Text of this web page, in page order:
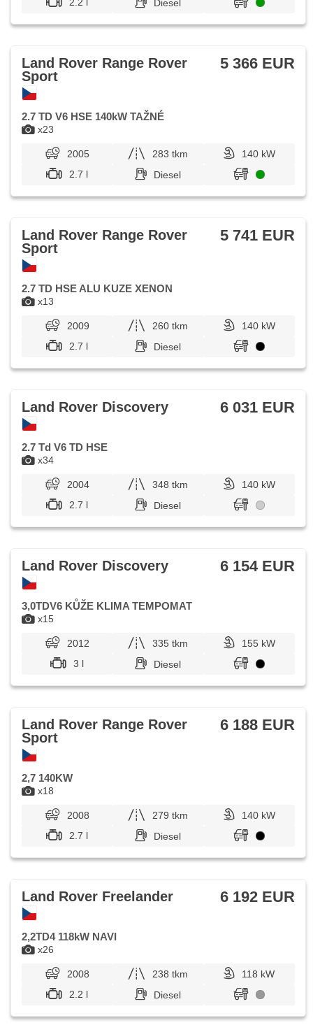
Diesel
x23
Land Rover Range Rover
Sport
5 366 EUR
2.7 TD V6 HSE 140kW TAŽNÉ
2005 283 tkm
140 kW
2.7 l
Diesel
x13
Land Rover Range Rover
Sport
5 741 EUR
2.7 TD HSE ALU KUZE XENON
2009 260 tkm
140 kW
2.7 l
Diesel
x34
Land Rover Discovery 6 031 EUR
2.7 Td V6 TD HSE
2004 348 tkm
140 kW
2.7 l
Diesel
x15
Land Rover Discovery 6 154 EUR
3,0TDV6 KŮŽE KLIMA TEMPOMAT
2012 335 tkm
155 kW
3 l
Diesel
x18
Land Rover Range Rover
Sport
6 188 EUR
2,7 140KW
2008 279 tkm
140 kW
2.7 l
Diesel
x26
Land Rover Freelander 6 192 EUR
2,2TD4 118kW NAVI
2008 238 tkm
118 kW
2.2 l
Diesel